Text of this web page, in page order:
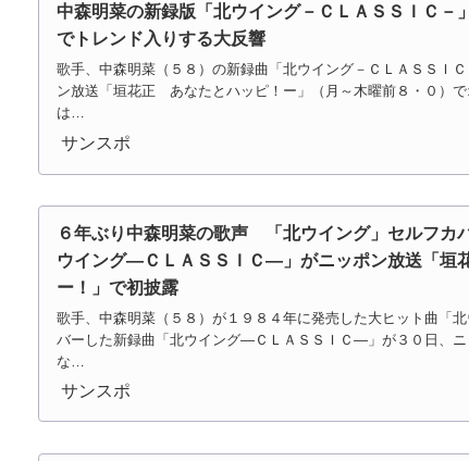
中森明菜の新録版「北ウイング－ＣＬＡＳＳＩＣ
でトレンド入りする大反響
歌手、中森明菜（５８）の新録曲「北ウイング－ＣＬＡＳＳＩ
ン放送「垣花正 あなたとハッピ！ー」（月～木曜前８・０）
は…
サンスポ
６年ぶり中森明菜の歌声 「北ウイング」セルフカ
ウイング―ＣＬＡＳＳＩＣ―」がニッポン放送「垣
ー！」で初披露
歌手、中森明菜（５８）が１９８４年に発売した大ヒット曲「
バーした新録曲「北ウイング―ＣＬＡＳＳＩＣ―」が３０日、ニ
な…
サンスポ